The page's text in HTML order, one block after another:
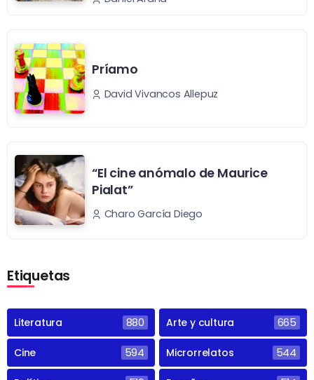
Príamo
David Vivancos Allepuz
“El cine anómalo de Maurice
Pialat”
Charo García Diego
Etiquetas
Literatura 880 Arte y cultura 665
Cine 594 Microrrelatos 544